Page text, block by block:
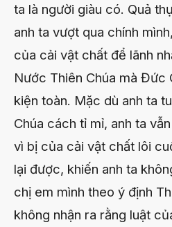
ta là người giàu có. Quả
anh ta vượt qua chính
của cải vật chất để lãnh
Nước Thiên Chúa mà Đức
kiện toàn. Mặc dù anh ta
Chúa cách tỉ mỉ, anh ta
vì bị của cải vật chất lôi
lại được, khiến anh ta
chị em mình theo ý định
không nhận ra rằng luật